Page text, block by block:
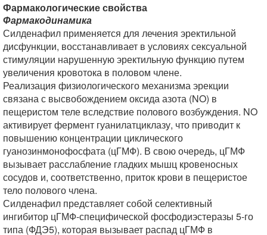
Фармакологические свойства
Фармакодинамика
Силденафил применяется для лечения эректильной
дисфункции, восстанавливает в условиях сексуальной
стимуляции нарушенную эректильную функцию путем
увеличения кровотока в половом члене.
Реализация физиологического механизма эрекции
связана с высвобождением оксида азота (NO) в
пещеристом теле вследствие полового возбуждения. NO
активирует фермент гуанилатциклазу, что приводит к
повышению концентрации циклического
гуанозинмонофосфата (цГМФ). В свою очередь, цГМФ
вызывает расслабление гладких мышц кровеносных
сосудов и, соответственно, приток крови в пещеристое
тело полового члена.
Силденафил представляет собой селективный
ингибитор цГМФ-специфической фосфодиэстеразы 5-го
типа (ФДЭ5), которая вызывает распад цГМФ в